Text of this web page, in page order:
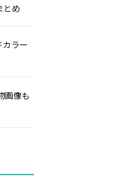
とめ
カラー
画像も